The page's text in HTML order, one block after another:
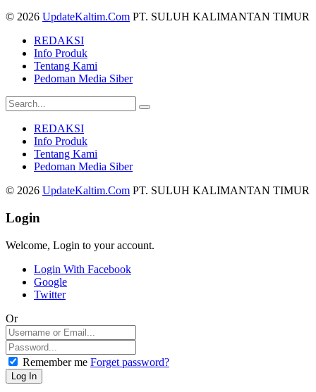
© 2026 UpdateKaltim.Com PT. SULUH KALIMANTAN TIMUR
REDAKSI
Info Produk
Tentang Kami
Pedoman Media Siber
REDAKSI
Info Produk
Tentang Kami
Pedoman Media Siber
© 2026 UpdateKaltim.Com PT. SULUH KALIMANTAN TIMUR
Login
Welcome, Login to your account.
Login With Facebook
Google
Twitter
Or
Remember me Forget password?